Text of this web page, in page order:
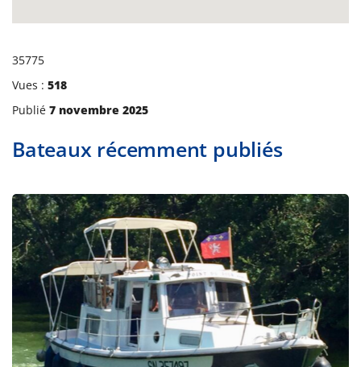
35775
Vues : 518
Publié 7 novembre 2025
Bateaux récemment publiés